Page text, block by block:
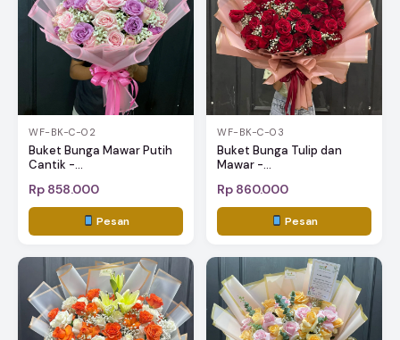
WF-BK-C-02
Buket Bunga Mawar Putih
Cantik -...
Rp 858.000
Pesan
WF-BK-C-03
Buket Bunga Tulip dan
Mawar -...
Rp 860.000
Pesan